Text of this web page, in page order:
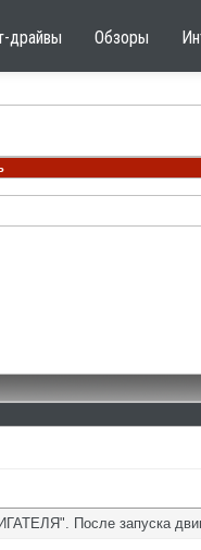
драйвы Обзоры
После запуска